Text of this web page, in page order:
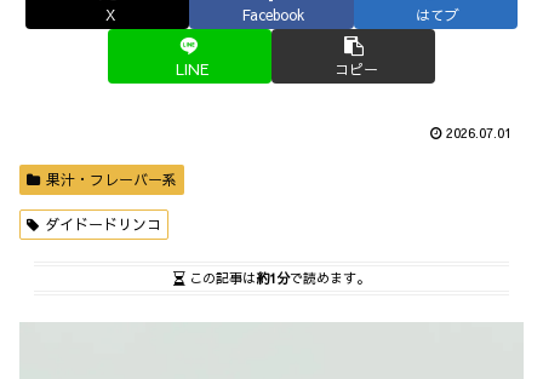
X Facebook はてブ
LINE コピー
2026.07.01
果汁・フレーバー系
ダイドードリンコ
この記事は約1分で読めます。